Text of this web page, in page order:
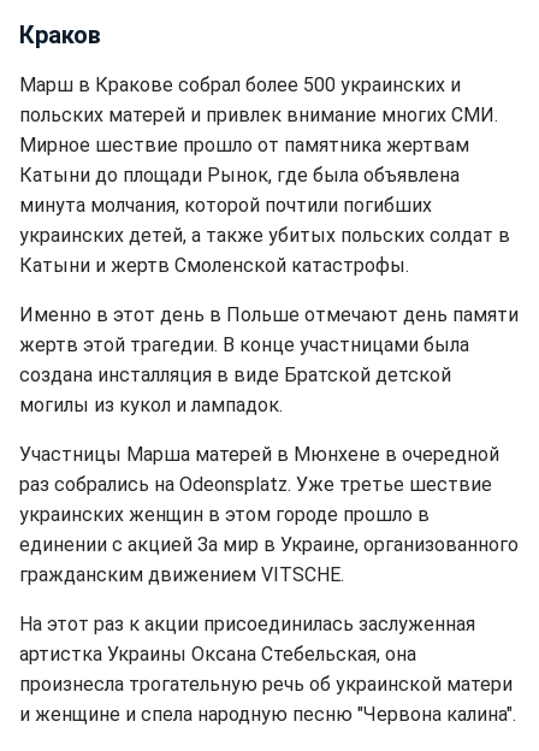
Краков
Марш в Кракове собрал более 500 украинских и
польских матерей и привлек внимание многих СМИ.
Мирное шествие прошло от памятника жертвам
Катыни до площади Рынок, где была объявлена
минута молчания, которой почтили погибших
украинских детей, а также убитых польских солдат в
Катыни и жертв Смоленской катастрофы.
Именно в этот день в Польше отмечают день памяти
жертв этой трагедии. В конце участницами была
создана инсталляция в виде Братской детской
могилы из кукол и лампадок.
Участницы Марша матерей в Мюнхене в очередной
раз собрались на Odeonsplatz. Уже третье шествие
украинских женщин в этом городе прошло в
единении с акцией За мир в Украине, организованного
гражданским движением VITSCHE.
На этот раз к акции присоединилась заслуженная
артистка Украины Оксана Стебельская, она
произнесла трогательную речь об украинской матери
и женщине и спела народную песню "Червона калина".